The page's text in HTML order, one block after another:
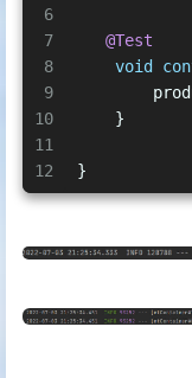
6
7
8
9
10
11
12
@Test
void
    }
}